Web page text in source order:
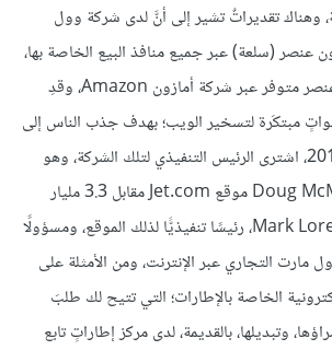
وهناك تقديراتٌ تشير إلى أنَّ لدى شركة وول
200 مليون عنصر (سلعة) عبر جميع منافذ البيع الخاصة بها،
موازنة بـ 300 مليون عنصر متوفر عبر شركة أمازون Amazon، وقدِ
مبتكَرة لتسخير الويب؛ بهدف جذب الناس إلى
متاجرها، وفي العام 2016، اشترى الرئيس التنفيذي لتلك الشركة، وهو
دوج ماكميلون Doug McMillon موقع Jet.com مقابل 3.3 مليار
دولار، وعيَّن مارك لور Mark Lore، رئيسًا تنفيذيًّا لذلك الموقع، ومسؤولًا
التجاري عبر الإنترنت، ومن الأمثلة على
الخاصة بالإطارات؛ التي تتيح لك طلبَ
وتبديلها، بالقديمة، لدى مركز إطاراتٍ تابع